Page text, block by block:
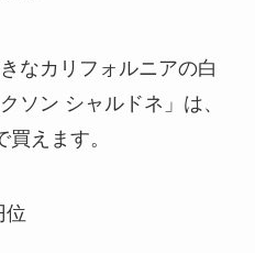
なカリフォルニアの白
ソン シャルドネ」は、
えます。
位